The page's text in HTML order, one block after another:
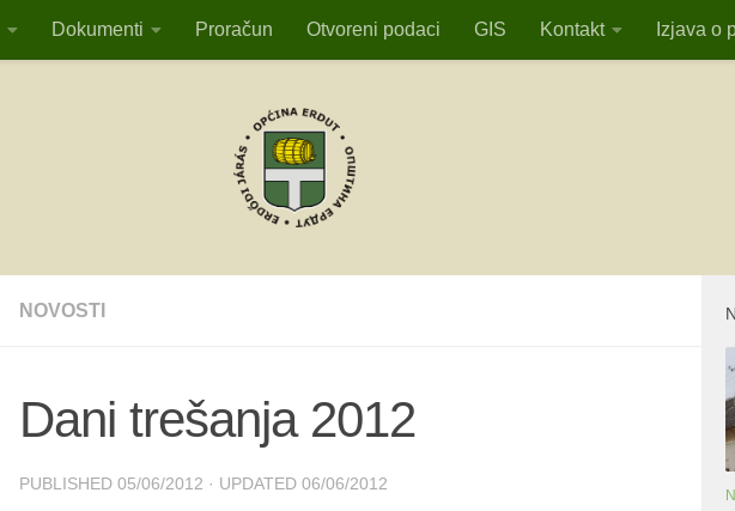
Dokumenti Proračun Otvoreni podaci GIS Kontakt Izjava o
NOVOSTI
Dani trešanja 2012
PUBLISHED 05/06/2012 · UPDATED 06/06/2012